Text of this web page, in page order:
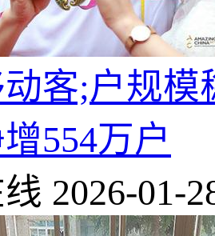
客;户规模
554万户
2026-01-